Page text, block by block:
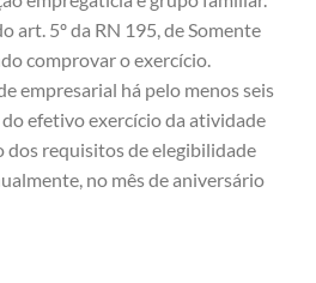
art. 5º da RN 195, de Somente
comprovar o exercício.
empresarial há pelo menos seis
efetivo exercício da atividade
dos requisitos de elegibilidade
no mês de aniversário